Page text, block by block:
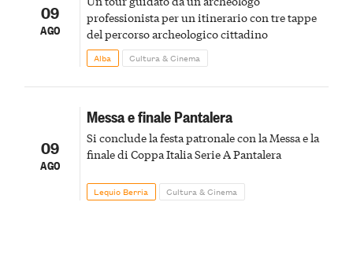
09
AGO
professionista per un itinerario con tre tappe
del percorso archeologico cittadino
Alba Cultura & Cinema
09
AGO
Messa e finale Pantalera
Si conclude la festa patronale con la Messa e la
finale di Coppa Italia Serie A Pantalera
Lequio Berria Cultura & Cinema